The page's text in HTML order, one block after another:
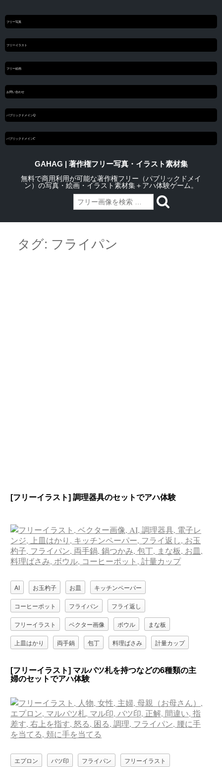
フリー写真
フリーイラスト
フリー絵画
お問い合わせ
パブリックドメインQ
パブリックドメインC
GAHAG | 著作権フリー写真・イラスト素材集
無料で商用利用が可能な著作権フリー（パブリックドメイ
ン）の写真・絵画・イラスト素材集＋アハ体験ゲーム。
contentタグ: フライパン
[フリーイラスト] 調理器具のセットでアハ体験
AI お玉杓子 お皿 キッチンペーパー
コーヒーポット フライパン フライ返し
フリーイラスト ベクター画像 ボウル まな板
上皿はかり 両手鍋 包丁 料理ばさみ 計量カップ
[フリーイラスト] マルバツ札を持つなどの6種類の主
婦のセットでアハ体験
エプロン バツ印 フライパン フリーイラスト